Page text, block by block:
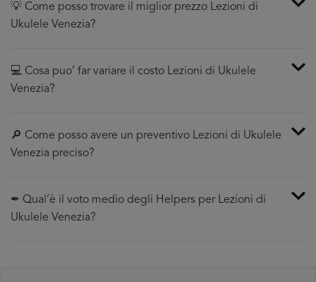
💡 Come posso trovare il miglior prezzo Lezioni di
Ukulele Venezia?
💻 Cosa puo’ far variare il costo Lezioni di Ukulele
Venezia?
🔎 Come posso avere un preventivo Lezioni di Ukulele
Venezia preciso?
✒ Qual’è il voto medio degli Helpers per Lezioni di
Ukulele Venezia?